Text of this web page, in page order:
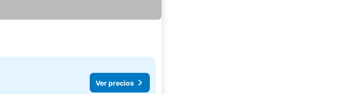
Ver precios